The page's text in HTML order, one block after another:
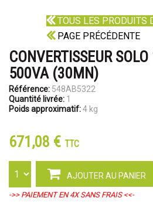
TOUS LES PRODUITS
PAGE PRÉCÉDENTE
CONVERTISSEUR
500VA (30MN)
Référence: 548AB5322
Quantité livrée: 1
Poids approximatif:4 kg
671,08 € TTC
AJOUTER AU PANIER
->> PAIEMENT EN 4X SANS FRAIS <<-